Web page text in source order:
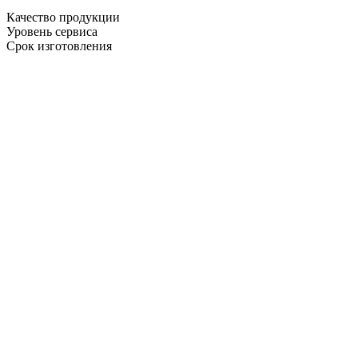
Качество продукции
Уровень сервиса
Срок изготовления